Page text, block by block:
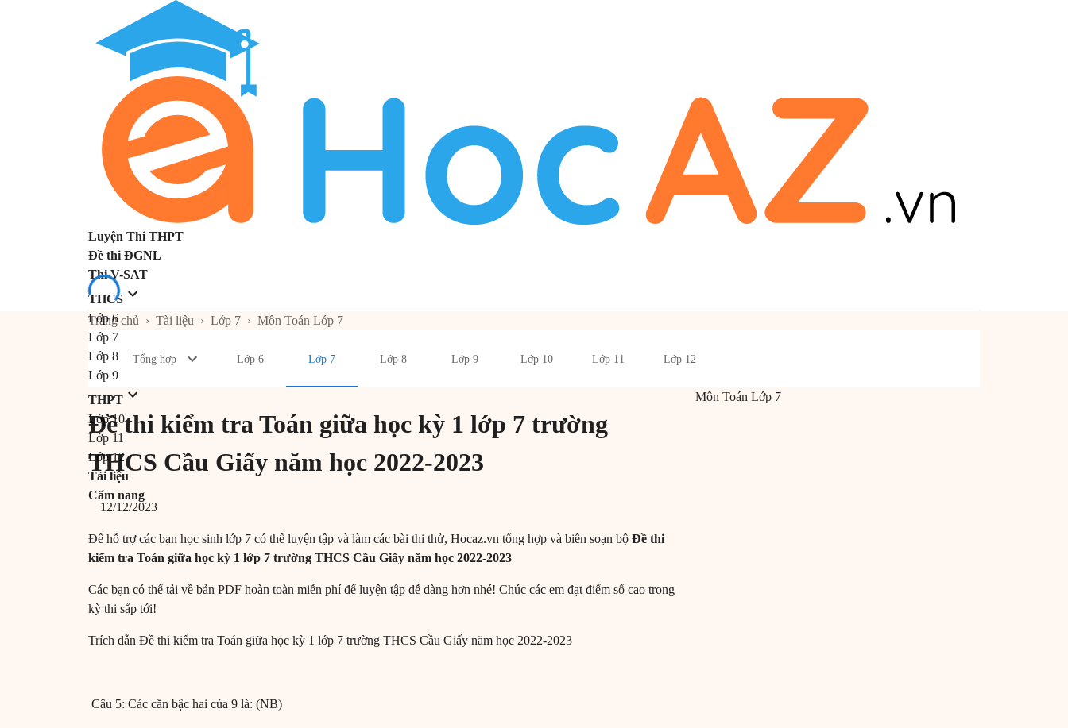
Luyện Thi THPT
Đề thi ĐGNL
Thi V-SAT
THCS
Lớp 6
Lớp 7
Lớp 8
Lớp 9
THPT
Lớp 10
Lớp 11
Lớp 12
Tài liệu
Cẩm nang
Trang chủ › Tài liệu › Lớp 7 › Môn Toán Lớp 7
Tổng hợp Lớp 6 Lớp 7 Lớp 8 Lớp 9 Lớp 10 Lớp 11 Lớp 12
Đề thi kiểm tra Toán giữa học kỳ 1 lớp 7 trường
THCS Cầu Giấy năm học 2022-2023
12/12/2023
Để hỗ trợ các bạn học sinh lớp 7 có thể luyện tập và làm các bài thi thử, Hocaz.vn tổng hợp và biên soạn bộ Đề thi
kiểm tra Toán giữa học kỳ 1 lớp 7 trường THCS Cầu Giấy năm học 2022-2023
Các bạn có thể tải về bản PDF hoàn toàn miễn phí để luyện tập dễ dàng hơn nhé! Chúc các em đạt điểm số cao trong
kỳ thi sắp tới!
Trích dẫn Đề thi kiểm tra Toán giữa học kỳ 1 lớp 7 trường THCS Cầu Giấy năm học 2022-2023
Câu 5: Các căn bậc hai của 9 là: (NB)
Môn Toán Lớp 7